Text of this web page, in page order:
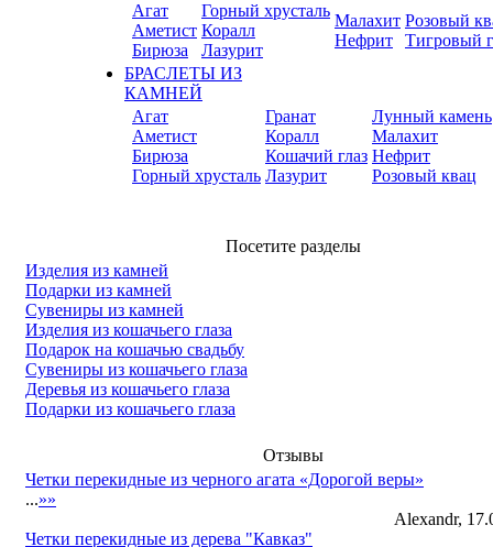
Агат
Аметист
Бирюза
Горный хрусталь
Коралл
Лазурит
Малахит
Нефрит
Розовый
Тигровый
БРАСЛЕТЫ ИЗ
КАМНЕЙ
Агат
Аметист
Бирюза
Горный хрусталь
Гранат
Коралл
Кошачий глаз
Лазурит
Лунный камень
Малахит
Нефрит
Розовый квац
Посетите разделы
Изделия из камней
Подарки из камней
Сувениры из камней
Изделия из кошачьего глаза
Подарок на кошачью свадьбу
Сувениры из кошачьего глаза
Деревья из кошачьего глаза
Подарки из кошачьего глаза
Отзывы
Четки перекидные из черного агата «Дорогой веры»
...»»
Alexandr,
Четки перекидные из дерева "Кавказ"